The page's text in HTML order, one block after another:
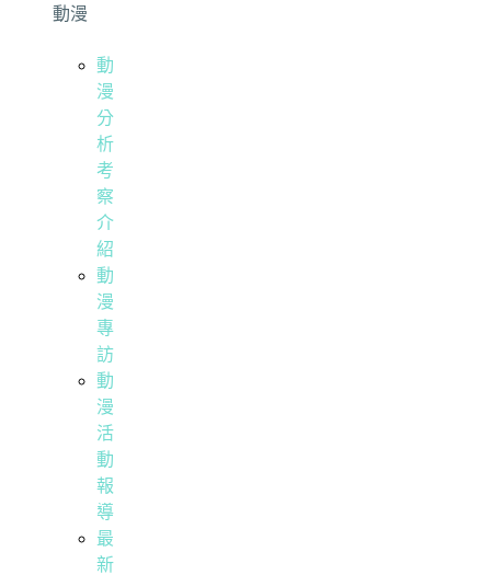
動漫
動
漫
分
析
考
察
介
紹
動
漫
專
訪
動
漫
活
動
報
導
最
新